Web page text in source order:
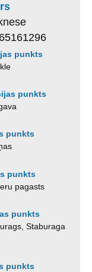
punkts
punkts
punkts
punkts
pagasts
punkts
Staburaga
punkts